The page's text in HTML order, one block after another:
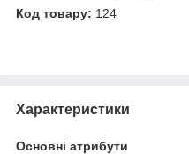
Код товару: 124
Характеристики
Основні атрибути